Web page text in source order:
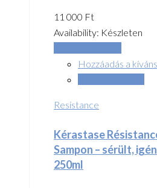
11 000 Ft
Availability: Készleten
Hozzáadás a
Resistance
Kérastase
Sampon – sérült,
250ml